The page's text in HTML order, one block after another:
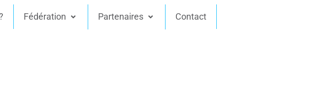
Fédération Partenaires Contact